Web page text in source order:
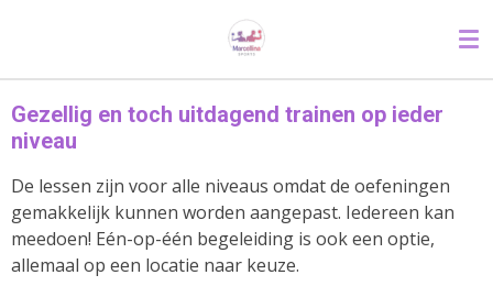
naar
de
hoofdinhoud
Gezellig en toch uitdagend trainen op ieder
niveau
De lessen zijn voor alle niveaus omdat de oefeningen
gemakkelijk kunnen worden aangepast. Iedereen kan
meedoen! Eén-op-één begeleiding is ook een optie,
allemaal op een locatie naar keuze.